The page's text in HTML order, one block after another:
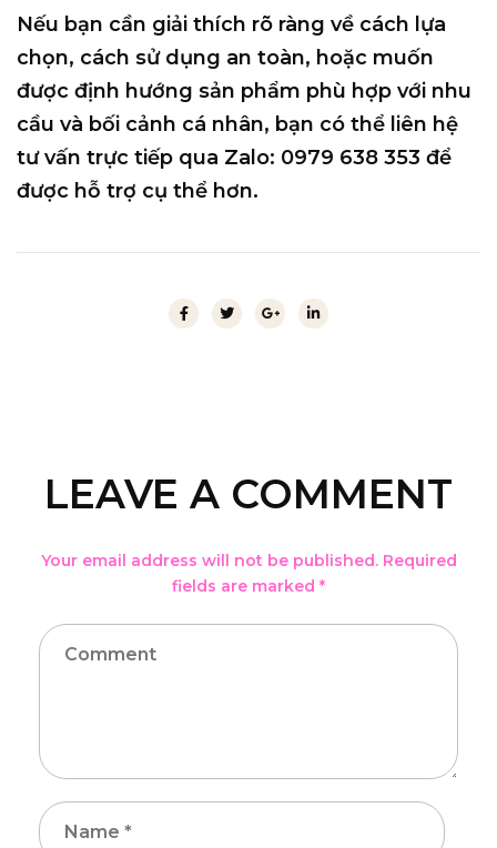
Nếu bạn cần giải thích rõ ràng về cách lựa
chọn, cách sử dụng an toàn, hoặc muốn
được định hướng sản phẩm phù hợp với nhu
cầu và bối cảnh cá nhân, bạn có thể liên hệ
tư vấn trực tiếp qua Zalo: 0979 638 353 để
được hỗ trợ cụ thể hơn.
LEAVE A COMMENT
Your email address will not be published. Required
fields are marked *